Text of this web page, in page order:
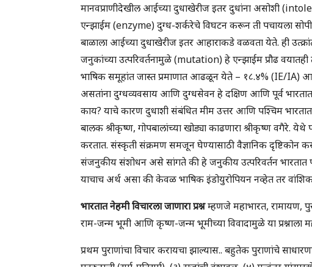
मानवप्राणीदेखील आईच्या दुधाखेरीज इतर दुधांना असोशी
एन्झाईम (enzyme) दुग्ध-शर्करेचे विघटन करून ती पचायला
बाळाला आईच्या दुधाखेरीज इतर आहाराकडे वळवता येते. ही
जनुकांच्या उत्परिवर्तनामुळे (mutation) हे एन्झाईम प्रौढ वयातही
भाषिक समूहांत जास्त प्रमाणात आढळून येते – १८.४% (IE/IA)
असतांना दुग्धव्यवसाय आणि दुग्धसेवन हे दक्षिण आणि पूर्व
काय? याचे कारण दुधाशी संबंधित मीम उत्तर आणि पश्चिम
बालक श्रीकृष्ण, गोपबालांच्या खोड्या काढणारा श्रीकृष्ण वगैरे.
करतात. संस्कृती संक्रमण समजून घेण्यासाठी वैज्ञानिक दृष्टिकोन
संजनुकीय संशोधन असे सांगते की हे जनुकीय उत्परिवर्तन भारतात
याचाच अर्थ असा की केवळ भाषिक इंडोयुरोपियन नव्हेत तर
भारतात नेहमी विचारला जाणारा प्रश्नम्हणजे महाभारत, रामायण,
राम-जन्म भूमी आणि कृष्ण-जन्म भूमीच्या विवादामुळे या प्रश्नाला
प्रथम पुराणांचा विचार करायचा झाल्यास.. बहुतेक पुराणांचे